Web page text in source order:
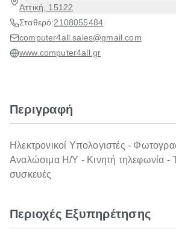
Αττική, 15122
Σταθερό:2108055484
computer4all.sales@gmail.com
www.computer4all.gr
Περιγραφή
Ηλεκτρονικοί Υπολογιστές -
Αναλώσιμα Η/Υ - Κινητή τηλεφωνία -
συσκευές
Περιοχές Εξυπηρέτησης